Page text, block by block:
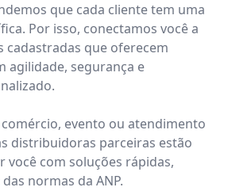
que cada cliente tem uma
Por isso, conectamos você a
cadastradas que oferecem
agilidade, segurança e
comércio, evento ou atendimento
distribuidoras parceiras estão
você com soluções rápidas,
normas da ANP.